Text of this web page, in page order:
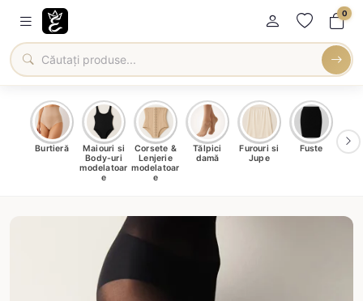
0
Burtieră
Maiouri si
Body-uri
modelatoar
e
Corsete &
Lenjerie
modelatoar
e
Tălpici
damă
Furouri si
Jupe
Fuste